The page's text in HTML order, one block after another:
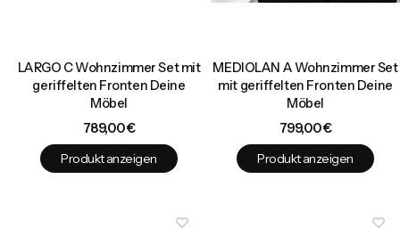
LARGO C Wohnzimmer Set mit
geriffelten Fronten Deine
Möbel
Preis
789,00 €
Produkt anzeigen
MEDIOLAN A Wohnzimmer Set
mit geriffelten Fronten Deine
Möbel
Preis
799,00 €
Produkt anzeigen